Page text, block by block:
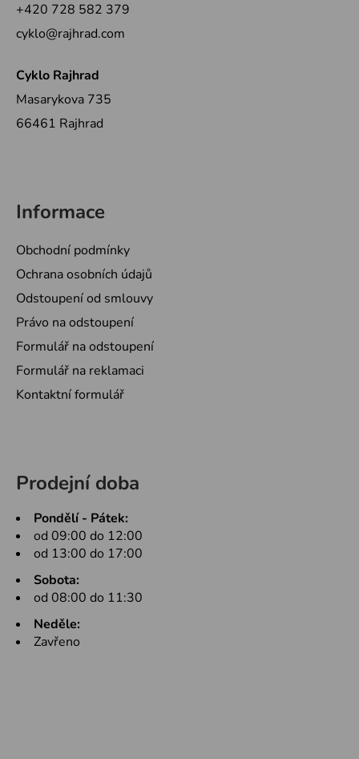
+420 728 582 379
cyklo@rajhrad.com
Cyklo Rajhrad
Masarykova 735
66461 Rajhrad
Informace
Obchodní podmínky
Ochrana osobních údajů
Odstoupení od smlouvy
Právo na odstoupení
Formulář na odstoupení
Formulář na reklamaci
Kontaktní formulář
Prodejní doba
Pondělí - Pátek:
od 09:00 do 12:00
od 13:00 do 17:00
Sobota:
od 08:00 do 11:30
Neděle:
Zavřeno